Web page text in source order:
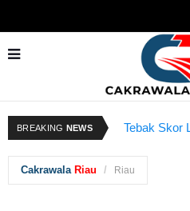
BREAKING NEWS
Tebak
Resmi
Cakrawala Riau Riau